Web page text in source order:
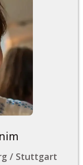
/ Stuttgart